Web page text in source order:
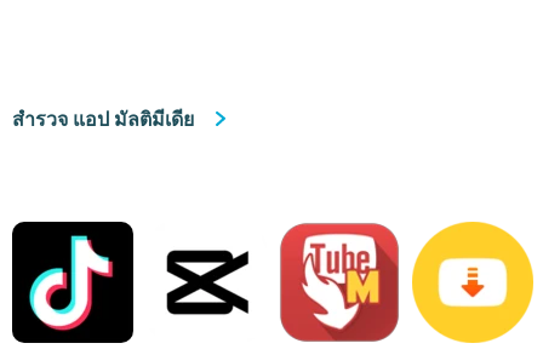
สำรวจ แอป มัลติมีเดีย